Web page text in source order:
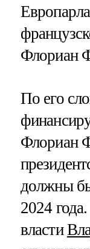
Флориан
По его
Флориан
должны
2024
власти